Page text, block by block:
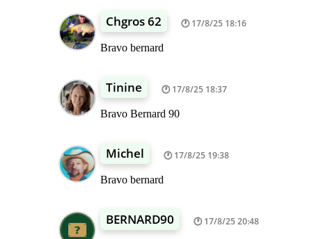
Chgros 62 17/8/25 18:16
Bravo bernard
Tinine 17/8/25 18:37
Bravo Bernard 90
Michel 17/8/25 19:38
Bravo bernard
BERNARD90 17/8/25 20:48